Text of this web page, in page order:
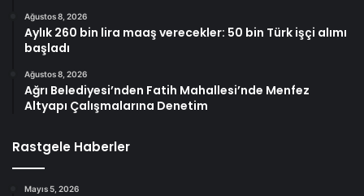
Ağustos 8, 2026
Aylık 260 bin lira maaş verecekler: 50 bin Türk işçi alımı
başladı
Ağustos 8, 2026
Ağrı Belediyesi’nden Fatih Mahallesi’nde Menfez
Altyapı Çalışmalarına Denetim
Rastgele Haberler
Mayıs 5, 2026